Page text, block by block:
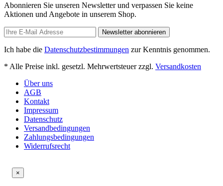
Abonnieren Sie unseren Newsletter und verpassen Sie keine
Aktionen und Angebote in unserem Shop.
Newsletter abonnieren
Ich habe die Datenschutzbestimmungen zur Kenntnis genommen.
* Alle Preise inkl. gesetzl. Mehrwertsteuer zzgl. Versandkosten
Über uns
AGB
Kontakt
Impressum
Datenschutz
Versandbedingungen
Zahlungsbedingungen
Widerrufsrecht
×